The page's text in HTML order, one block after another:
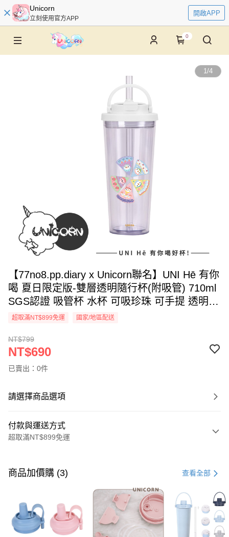
Unicorn
立刻使用官方APP
開啟APP
0
1/4
【77no8.pp.diary x Unicorn聯名】UNI Hē 有你
喝 夏日限定版-雙層透明隨行杯(附吸管) 710ml
SGS認證 吸管杯 水杯 可吸珍珠 可手提 透明水
壺 隨行杯 杯子 環保杯
超取滿NT$899免運 國家/地區配送
NT$799
NT$690
已賣出：0件
請選擇商品選項
付款與運送方式
超取滿NT$899免運
信用卡一次付款
3 期 0 利率 每期NT$230 21家銀行
合作金庫商業銀行
第一商業銀行
華南商業銀行
6 期 0 利率 每期 NT$115 21家銀行
商品加價購 (3) 查看全部